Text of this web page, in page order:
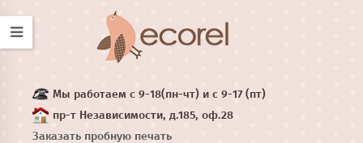
Мы работаем с 9-18(пн-чт) и с 9-17 (пт)
пр-т Независимости, д.185, оф.28
Заказать пробную печать